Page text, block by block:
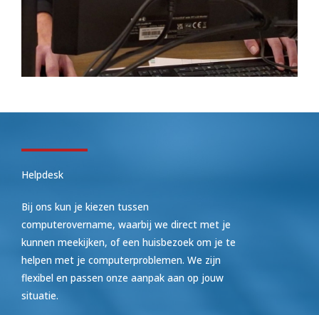
Helpdesk
Bij ons kun je kiezen tussen
computerovername, waarbij we direct met je
kunnen meekijken, of een huisbezoek om je te
helpen met je computerproblemen. We zijn
flexibel en passen onze aanpak aan op jouw
situatie.